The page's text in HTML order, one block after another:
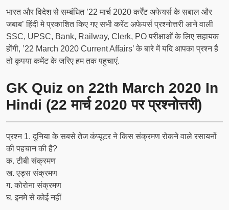
भारत और विदेश से सम्बंधित ’22 मार्च 2020 कर्रेंट अफेयर्स के सबाल और
जबाब’ हिंदी मे प्रकाशित किए गए सभी करेंट अफेयर्स प्रश्नोत्तरी आने वाली
SSC, UPSC, Bank, Railway, Clerk, PO परीक्षाओं के लिए सहायक
होंगी, ’22 March 2020 Current Affairs’ के बारे में यदि आपका प्रश्न है
तो कृपया कमेंट के जरिए हम तक पहुचाएं.
GK Quiz on 22th March 2020 In
Hindi (22 मार्च 2020 पर प्रश्नोत्तरी)
प्रश्न 1. दुनिया के सबसे तेज कंप्यूटर ने किस संक्रमण रोकने वाले रसायनों
की पहचान की है?
क. टीबी संक्रमण
ख. एड्स संक्रमण
ग. कोरोना संक्रमण
घ. इनमे से कोई नहीं